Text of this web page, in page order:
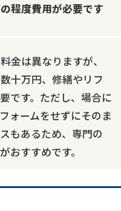
程度費用が必要です
金は異なりますが、
十万円、修繕やリフ
です。ただし、場合に
ォームをせずにそのま
もあるため、専門の
おすすめです。